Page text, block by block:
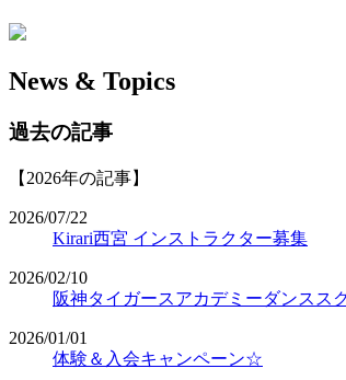
News & Topics
過去の記事
【2026年の記事】
2026/07/22
Kirari西宮 インストラクター募集
2026/02/10
阪神タイガースアカデミーダンス
2026/01/01
体験＆入会キャンペーン☆